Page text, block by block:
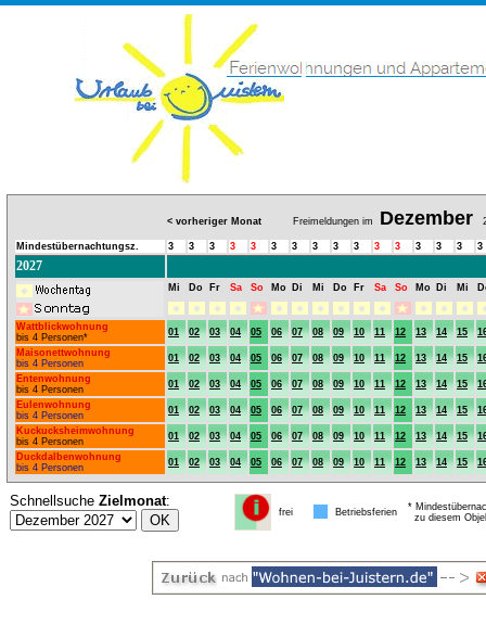
< vorheriger Monat Freimeldungen im Dezember
Mindestübernachtungsz. 3 3 3 3 3 3 3 3 3 3 3 3 3 3 3 3
2027
Mi Do Fr Sa So Mo Di Mi Do Fr Sa So Mo Di Mi
Wattblickwohnung
bis 4 Personen*
01 02 03 04 05 06 07 08 09 10 11 12 13 14 15
Maisonettwohnung
bis 4 Personen
01 02 03 04 05 06 07 08 09 10 11 12 13 14 15
Entenwohnung
bis 4 Personen
01 02 03 04 05 06 07 08 09 10 11 12 13 14 15
Eulenwohnung
bis 4 Personen
01 02 03 04 05 06 07 08 09 10 11 12 13 14 15
Kuckucksheimwohnung
bis 4 Personen
01 02 03 04 05 06 07 08 09 10 11 12 13 14 15
Duckdalbenwohnung
bis 4 Personen
01 02 03 04 05 06 07 08 09 10 11 12 13 14 15
Schnellsuche Zielmonat:
frei Betriebsferien
*
zu diesem